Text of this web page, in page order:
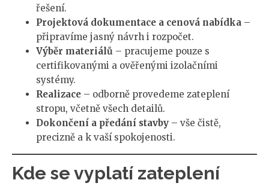
řešení.
Projektová dokumentace a cenová nabídka –
připravíme jasný návrh i rozpočet.
Výběr materiálů – pracujeme pouze s
certifikovanými a ověřenými izolačními
systémy.
Realizace – odborně provedeme zateplení
stropu, včetně všech detailů.
Dokončení a předání stavby – vše čistě,
precizně a k vaší spokojenosti.
Kde se vyplatí zateplení